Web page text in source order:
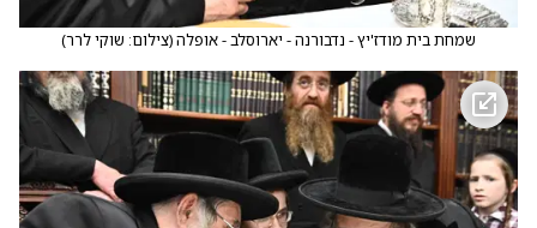
שמחת בית מודז'יץ - נדבורנה - יארוסלב - אופלה(צילום: שוקי לרר)